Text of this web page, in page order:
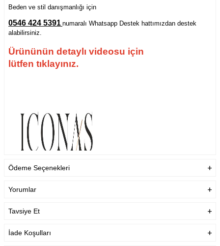
Beden ve stil danışmanlığı için
0546 424 5391 numaralı Whatsapp Destek hattımızdan destek
alabilirsiniz.
Ürününün detaylı videosu için
lütfen tıklayınız.
Ödeme Seçenekleri
Yorumlar
Tavsiye Et
İade Koşulları